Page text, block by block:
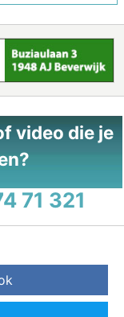
video die je
71 321